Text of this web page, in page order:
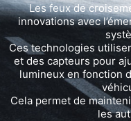
Les feux de
innovations avec
Ces technologies
et des capteurs pour
lumineux en fonction
Cela permet de
les